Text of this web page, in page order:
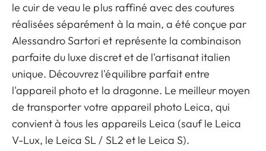
le cuir de veau le plus raffiné avec des coutures
réalisées séparément à la main, a été conçue par
Alessandro Sartori et représente la combinaison
parfaite du luxe discret et de l'artisanat italien
unique. Découvrez l'équilibre parfait entre
l'appareil photo et la dragonne. Le meilleur moyen
de transporter votre appareil photo Leica, qui
convient à tous les appareils Leica (sauf le Leica
V-Lux, le Leica SL / SL2 et le Leica S).